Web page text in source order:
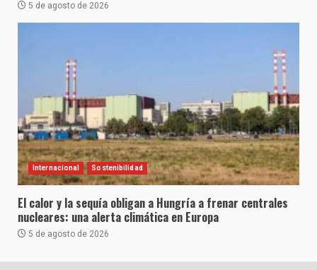
5 de agosto de 2026
Internacional Sostenibilidad
El calor y la sequía obligan a Hungría a frenar centrales
nucleares: una alerta climática en Europa
5 de agosto de 2026